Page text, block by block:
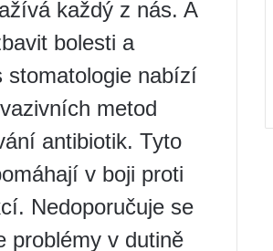
každý z nás. A
bolesti a
stomatologie nabízí
metod
antibiotik. Tyto
v boji proti
Nedoporučuje se
problémy v dutině